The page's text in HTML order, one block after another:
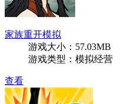
家族重开模拟
游戏大小：57.03MB
游戏类型：模拟经营
查看